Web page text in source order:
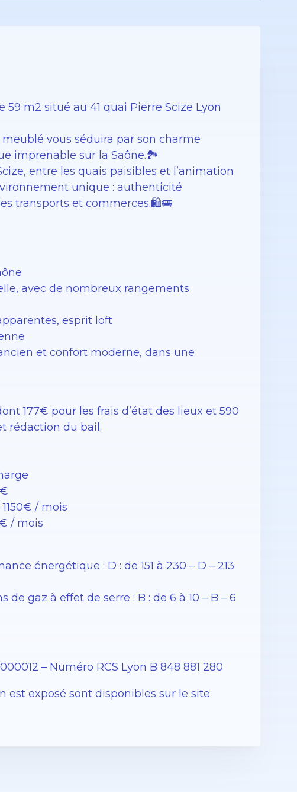
m2 situé au 41 quai Pierre Scize Lyon
vous séduira par son charme
imprenable sur la Saône.🏞️
entre les quais paisibles et l’animation
unique : authenticité
transports et commerces.🛍️🚌
avec de nombreux rangements
esprit loft
et confort moderne, dans une
177€ pour les frais d’état des lieux et 590
rédaction du bail.
/ mois
/ mois
énergétique : D : de 151 à 230 – D – 213
gaz à effet de serre : B : de 6 à 10 – B – 6
– Numéro RCS Lyon B 848 881 280
est exposé sont disponibles sur le site